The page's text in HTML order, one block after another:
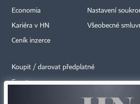
Economia
Kariéra v HN
Ceník inzerce
Nastavení
Všeobecné
Koupit / darovat předplatné
Eventy